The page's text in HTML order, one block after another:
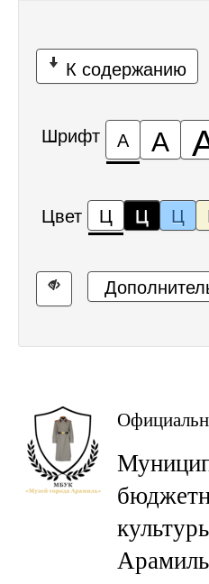
К содержанию
Шрифт А А
Цвет Ц Ц Ц